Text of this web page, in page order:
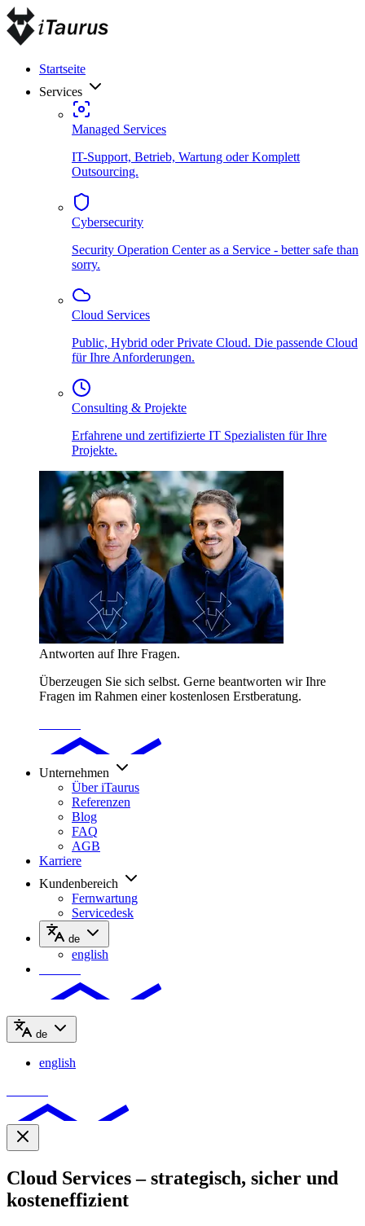
Startseite
Services
Managed Services
IT-Support, Betrieb, Wartung oder Komplett
Outsourcing.
Cybersecurity
Security Operation Center as a Service - better safe than
sorry.
Cloud Services
Public, Hybrid oder Private Cloud. Die passende Cloud
für Ihre Anforderungen.
Consulting & Projekte
Erfahrene und zertifizierte IT Spezialisten für Ihre
Projekte.
Antworten auf Ihre Fragen.
Überzeugen Sie sich selbst. Gerne beantworten wir Ihre
Fragen im Rahmen einer kostenlosen Erstberatung.
Unternehmen
Über iTaurus
Referenzen
Blog
FAQ
AGB
Karriere
Kundenbereich
Fernwartung
Servicedesk
de
english
de
english
Cloud Services – strategisch, sicher und
kosteneffizient